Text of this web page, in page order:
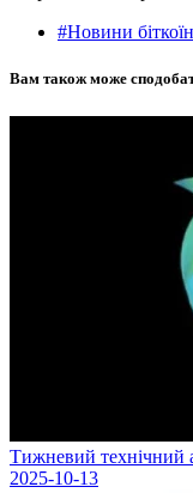
#Новини
Вам також може
Тижневий технічний
2025-10-13